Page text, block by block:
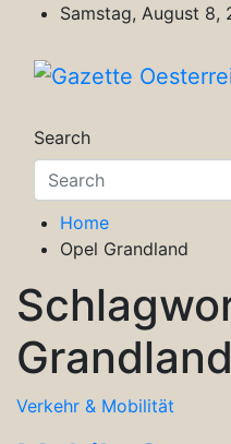
content
Samstag, August 8,
Search
Home
Opel Grandland
Grandland
Verkehr & Mobilität